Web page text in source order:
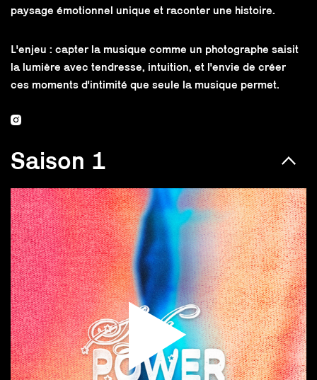
paysage émotionnel unique et raconter une histoire.
L'enjeu : capter la musique comme un photographe saisit
la lumière avec tendresse, intuition, et l'envie de créer
ces moments d'intimité que seule la musique permet.
Saison 1